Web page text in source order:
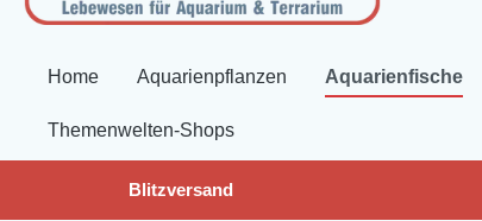
Home Aquarienpflanzen Aquarienfische
Themenwelten-Shops
Blitzversand